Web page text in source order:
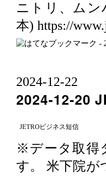
ニトリ、ム
本) https://
2024-12-22
2024-12-20
JETROビジネス短信
※データ取得
す。 米下院が